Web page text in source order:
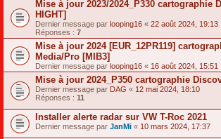
Mise à jour 2023/2024_P330 cartographie
HIGHT]
Dernier message par looping16 « 22 août 2024, 19:13
Réponses : 7
Mise à jour 2024 [EUR_12PR119]
Media/Pro [MIB3]
Dernier message par looping16 « 16 août 2024, 15:51
Mise à jour 2024_P350 cartographie
Dernier message par DAG « 12 mai 2024, 18:10
Réponses : 11
Installer alerte radar sur VW T-Roc 2021
Dernier message par JanMi « 10 mars 2024, 17:37